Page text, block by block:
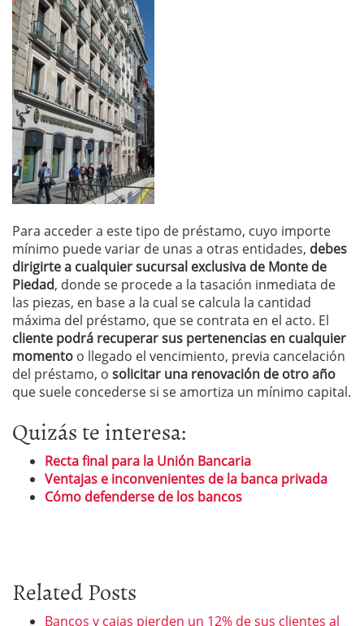
Para acceder a este tipo de préstamo, cuyo importe
mínimo puede variar de unas a otras entidades, debes
dirigirte a cualquier sucursal exclusiva de Monte de
Piedad, donde se procede a la tasación inmediata de
las piezas, en base a la cual se calcula la cantidad
máxima del préstamo, que se contrata en el acto. El
cliente podrá recuperar sus pertenencias en cualquier
momento o llegado el vencimiento, previa cancelación
del préstamo, o solicitar una renovación de otro año
que suele concederse si se amortiza un mínimo capital.
Quizás te interesa:
Recta final para la Unión Bancaria
Ventajas e inconvenientes de la banca privada
Cómo defenderse de los bancos
Related Posts
Bancos y cajas pierden un 12% de sus clientes al